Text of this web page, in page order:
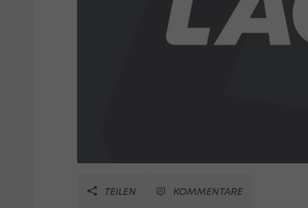
TEILEN KOMMENTARE